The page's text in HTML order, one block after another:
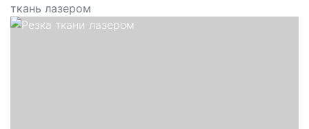
ткань лазером